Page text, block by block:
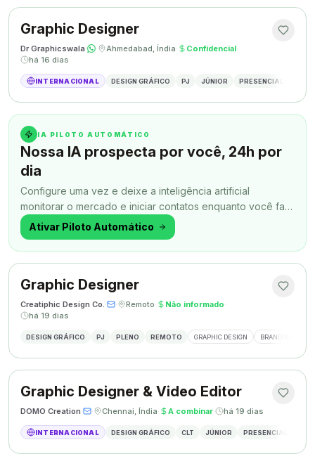
Graphic Designer
Dr Graphicswala· · Ahmedabad, Índia· Confidencial·
há 16 dias
INTERNACIONAL DESIGN GRÁFICO PJ JÚNIOR PRESENCIAL
IA PILOTO AUTOMÁTICO
Nossa IA prospecta por você, 24h por
dia
Configure uma vez e deixe a inteligência artificial
monitorar o mercado e iniciar contatos enquanto você faz
outra coisa.
Ativar Piloto Automático
Graphic Designer
Creatiphic Design Co.· · Remoto· Não informado·
há 19 dias
DESIGN GRÁFICO PJ PLENO REMOTO GRAPHIC DESIGN BRANDING
Graphic Designer & Video Editor
DOMO Creation· · Chennai, Índia· A combinar· há 19 dias
INTERNACIONAL DESIGN GRÁFICO CLT JÚNIOR PRESENCIAL